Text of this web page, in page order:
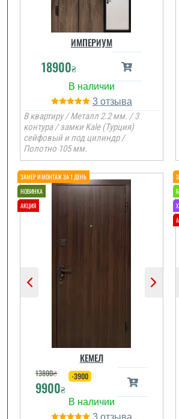
монтаж професійно,
інший день, а це ще раз
відпрашуватись з
роботи. ...
ИМПЕРИУМ
18900₴
3
В квартиру / Металл 2.2 мм. / 3
контура / замки Kale (Турция)
сейфовый и под цилиндр /
Полотно 105 мм.
КЕМЕЛ
13800₴
9900₴
-3900
3